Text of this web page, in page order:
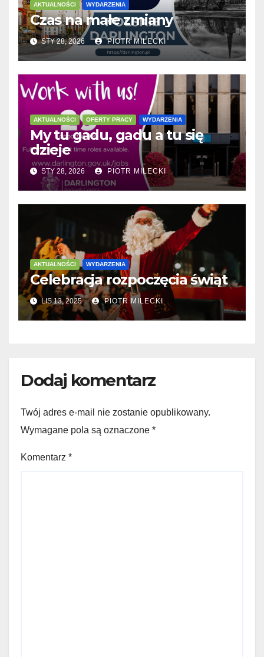
AKTUALNOŚCI WYDARZENIA
Czas na małe zmiany
STY 28, 2026 PIOTR MILECKI
AKTUALNOŚCI OFERTY PRACY WYDARZENIA
My tu gadu, gadu a tu się
dzieje
STY 28, 2026 PIOTR MILECKI
AKTUALNOŚCI WYDARZENIA
Celebracja rozpoczęcia świąt
LIS 13, 2025 PIOTR MILECKI
Dodaj komentarz
Twój adres e-mail nie zostanie opublikowany.
Wymagane pola są oznaczone *
Komentarz *